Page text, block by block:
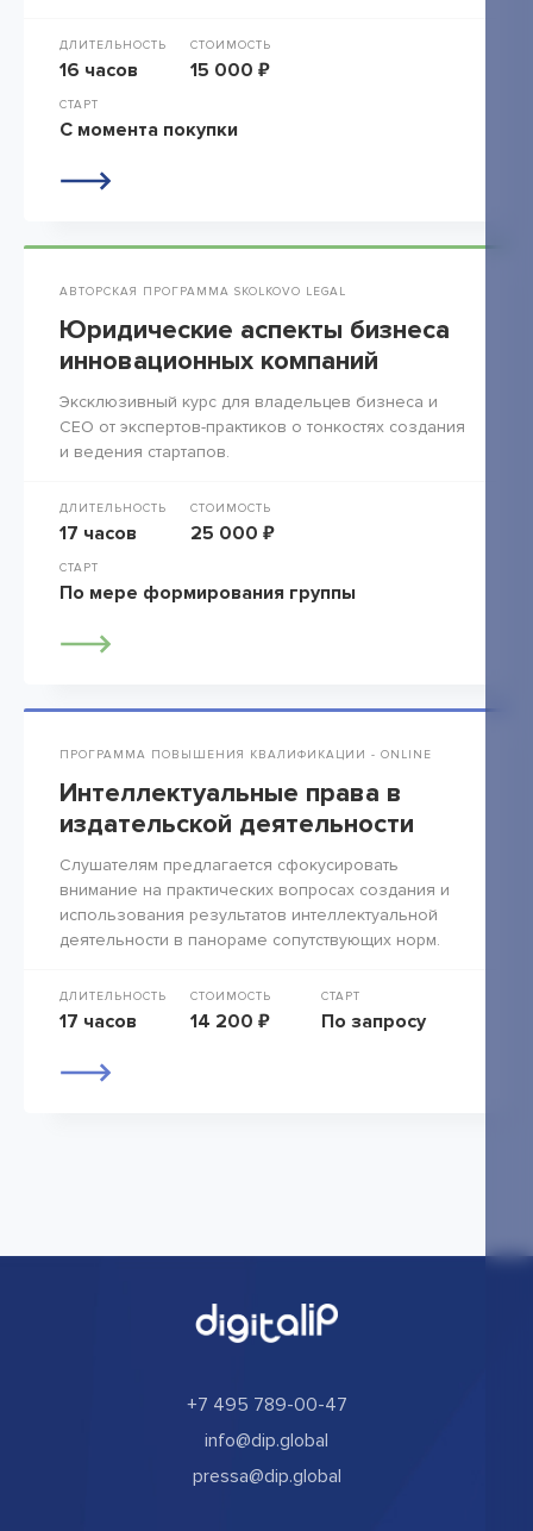
ДЛИТЕЛЬНОСТЬ
16 часов
СТОИМОСТЬ
15 000 ₽
СТАРТ
С момента покупки
АВТОРСКАЯ ПРОГРАММА SKOLKOVO LEGAL
Юридические аспекты бизнеса
инновационных компаний
Эксклюзивный курс для владельцев бизнеса и
СЕО от экспертов-практиков о тонкостях создания
и ведения стартапов.
ДЛИТЕЛЬНОСТЬ
17 часов
СТОИМОСТЬ
25 000 ₽
СТАРТ
По мере формирования группы
ПРОГРАММА ПОВЫШЕНИЯ КВАЛИФИКАЦИИ - ONLINE
Интеллектуальные права в
издательской деятельности
Слушателям предлагается сфокусировать
внимание на практических вопросах создания и
использования результатов интеллектуальной
деятельности в панораме сопутствующих норм.
ДЛИТЕЛЬНОСТЬ
17 часов
СТОИМОСТЬ
14 200 ₽
СТАРТ
По запросу
+7 495 789-00-47
info@dip.global
pressa@dip.global